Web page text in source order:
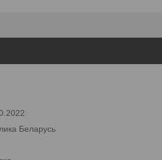
Беларусь